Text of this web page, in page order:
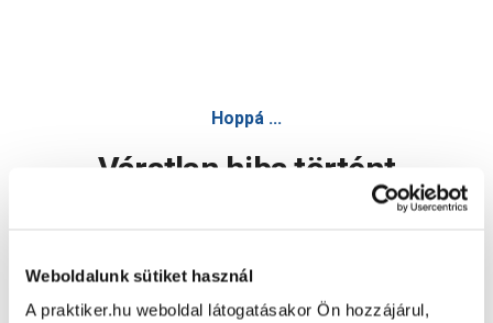
Weboldalunk sütiket használ
A praktiker.hu weboldal látogatásakor Ön hozzájárul,
Hoppá ...
Váratlan hiba történt
Oldal újratöltése